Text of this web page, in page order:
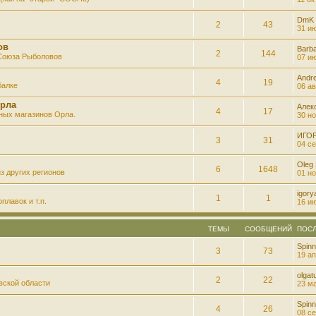
2 43
DmK
31
Рыболовов 2 144
07
4 19
06
магазинов Орла. 4 17
30
3 31
04
других регионов 6 1648
Oleg
01
и т.п. 1 1
16
ТЕМЫ СООБЩЕНИЙ
3 73
19
области 2 22
23
4 26
08